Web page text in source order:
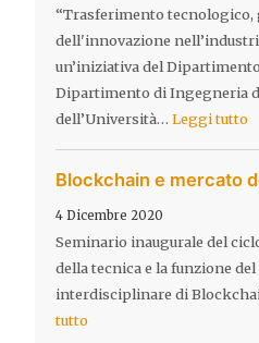
“Trasferimento
dell'innovazione
un’iniziativa del
Dipartimento di Ingegneria
dell’Università…Leggi tutto
Blockchain e mercato
4 Dicembre 2020
Seminario inaugurale del
della tecnica e la funzione
interdisciplinare di
tutto